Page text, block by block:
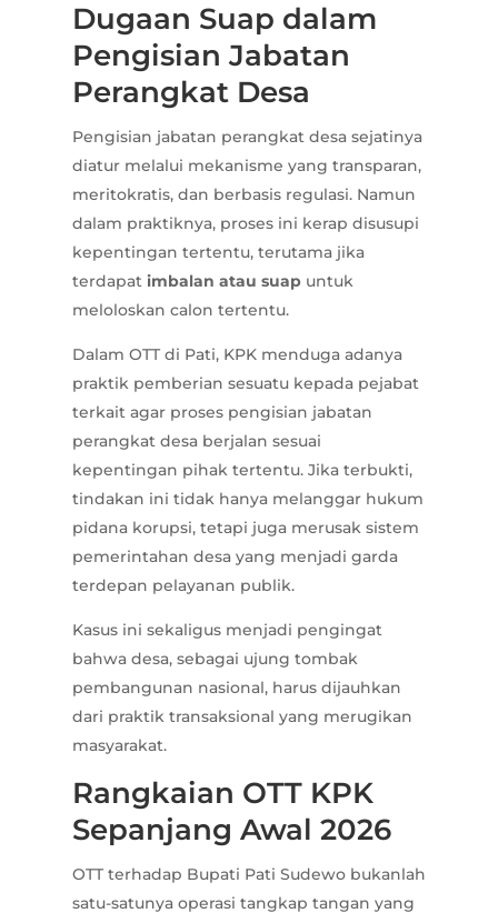
Dugaan Suap dalam
Pengisian Jabatan
Perangkat Desa
Pengisian jabatan perangkat desa sejatinya
diatur melalui mekanisme yang transparan,
meritokratis, dan berbasis regulasi. Namun
dalam praktiknya, proses ini kerap disusupi
kepentingan tertentu, terutama jika
terdapat imbalan atau suapuntuk
meloloskan calon tertentu.
Dalam OTT di Pati, KPK menduga adanya
praktik pemberian sesuatu kepada pejabat
terkait agar proses pengisian jabatan
perangkat desa berjalan sesuai
kepentingan pihak tertentu. Jika terbukti,
tindakan ini tidak hanya melanggar hukum
pidana korupsi, tetapi juga merusak sistem
pemerintahan desa yang menjadi garda
terdepan pelayanan publik.
Kasus ini sekaligus menjadi pengingat
bahwa desa, sebagai ujung tombak
pembangunan nasional, harus dijauhkan
dari praktik transaksional yang merugikan
masyarakat.
Rangkaian OTT KPK
Sepanjang Awal 2026
OTT terhadap Bupati Pati Sudewo bukanlah
satu-satunya operasi tangkap tangan yang